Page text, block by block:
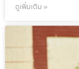
ดูเพิ่มเติม »